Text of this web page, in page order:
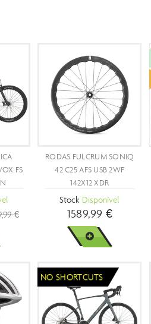
ADDICT
7999,99 €
PROMOÇÃO
- 29 %
BICICLETA SCOTT
SPEEDSTER GRAVEL 40
Stock Disponível
999,89 €
VER MAIS
PROMOÇÃO
- 25 %